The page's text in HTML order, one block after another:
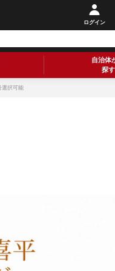
ログイン
自治体
探す
選択可能